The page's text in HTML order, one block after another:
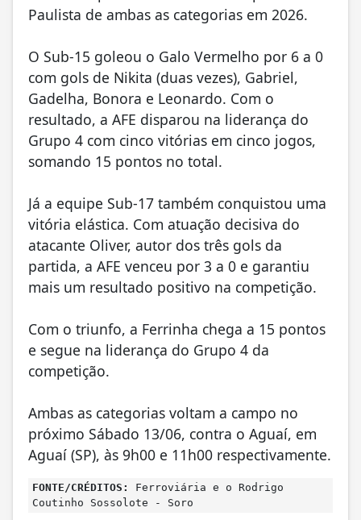
Paulista de ambas as categorias em 2026.
O Sub-15 goleou o Galo Vermelho por 6 a 0
com gols de Nikita (duas vezes), Gabriel,
Gadelha, Bonora e Leonardo. Com o
resultado, a AFE disparou na liderança do
Grupo 4 com cinco vitórias em cinco jogos,
somando 15 pontos no total.
Já a equipe Sub-17 também conquistou uma
vitória elástica. Com atuação decisiva do
atacante Oliver, autor dos três gols da
partida, a AFE venceu por 3 a 0 e garantiu
mais um resultado positivo na competição.
Com o triunfo, a Ferrinha chega a 15 pontos
e segue na liderança do Grupo 4 da
competição.
Ambas as categorias voltam a campo no
próximo Sábado 13/06, contra o Aguaí, em
Aguaí (SP), às 9h00 e 11h00 respectivamente.
FONTE/CRÉDITOS:
Ferroviária e o Rodrigo
Coutinho Sossolote - Soro